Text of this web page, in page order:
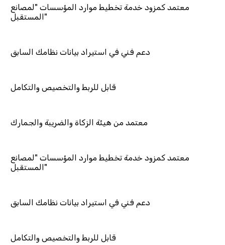
خدمة تخطيط موارد المؤسسات "لمصانع
فني في استيراد بيانات نظامك السابق
قابل للربط والتخصيص والتكامل
معتمد من هيئة الزكاة والضريبة والجمارك
خدمة تخطيط موارد المؤسسات "لمصانع
فني في استيراد بيانات نظامك السابق
قابل للربط والتخصيص والتكامل